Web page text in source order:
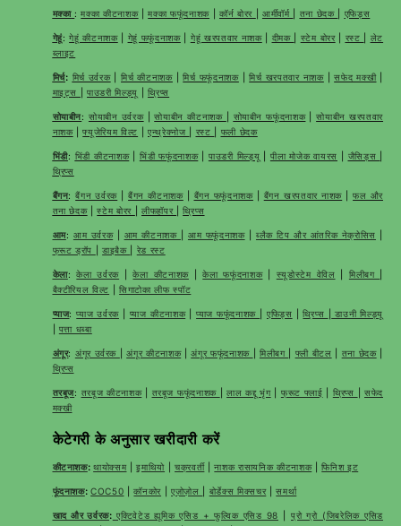
मक्का :मक्का कीटनाशक|मक्का फफूंदनाशक |कॉर्न बोरर आर्मीवॉर्म तना छेदक एफिड्स
गेहूं:गेहूं कीटनाशक| गेहूं फफूंदनाशक| गेहूं खरपतवार नाशक| दीमक स्टेम बोरर| रस्ट
लेट
ब्लाइट
मिर्च: मिर्च उर्वरक|मिर्च कीटनाशक|मिर्च फफूंदनाशक|मिर्च खरपतवार नाशक|सफेद मक्खी|
माइट्स
|पाउडरी मिल्ड्यू |थ्रिप्स
सोयाबीन: सोयाबीन उर्वरक|सोयाबीन कीटनाशक सोयाबीन फफूंदनाशक|सोयाबीन खरपतवार
नाशक|फ्यूजेरियम विल्ट |एन्थ्रेक्नोज रस्ट फली छेदक
भिंडी: भिंडी कीटनाशक| भिंडी फफूंदनाशक| पाउडरी मिल्ड्यू पीला मोजेक वायरस जैसिड्स
थ्रिप्स
बैंगन:बैंगन उर्वरक |बैंगन कीटनाशक| बैंगन फफूंदनाशक| बैंगन खरपतवार नाशक |फल और
तना छेदक|स्टेम बोरर |लीफहॉपर |थ्रिप्स
आम: आम उर्वरक| आम कीटनाशक आम फफूंदनाशक| ब्लैक टिप और आंतरिक नेक्रोसिस
फ्रूट ड्रॉप
|डाइबैक रेड रस्ट
केला:केला उर्वरक |केला कीटनाशक|केला फफूंदनाशक| स्यूडोस्टेम वेविल मिलीबग
बैक्टीरियल विल्ट |सिगाटोका लीफ स्पॉट
प्याज:प्याज उर्वरक| प्याज कीटनाशक|प्याज फफूंदनाशक एफिड्स |थ्रिप्स
डाउनी मिल्ड्यू
पत्ता धब्बा
अंगूर: अंगूर उर्वरक |अंगूर कीटनाशक|अंगूर फफूंदनाशक मिलीबग फ्ली बीटल तना छेदक|
थ्रिप्स
तरबूज: तरबूज कीटनाशक| तरबूज फफूंदनाशक |लाल कद्दू भृंग| फ्रूट फ्लाई थ्रिप्स |सफेद
मक्खी
केटेगरी के अनुसार खरीदारी करें
कीटनाशक:थायोक्सम|इमाथियो |चक्रवर्ती|नाशक रासायनिक कीटनाशक|फिनिश इट
फूंदनाशक:COC50 |कॉनकोर |एज़ोज़ोल बोर्डेक्स मिक्सचर|समर्था
खाद और उर्वरक: एक्टिवेटेड ह्यूमिक एसिड + फुल्विक एसिड 98
प्रो ग्रो (जिबरेलिक एसिड